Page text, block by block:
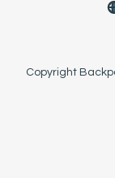
Copyright